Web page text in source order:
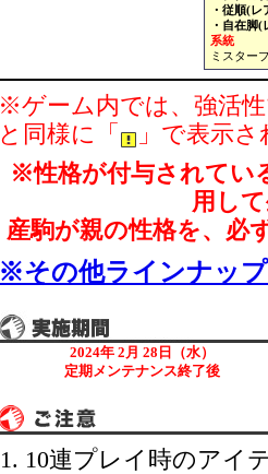
・従順(レ
・自在脚(
系統
ミスター
※ゲーム内では、強活
と同様に「
」で表示
※性格が付与されてい
用し
産駒が親の性格を、必
※その他ラインナッ
2024年 2月 28日（水）
定期メンテナンス終了後
10連プレイ時のアイ